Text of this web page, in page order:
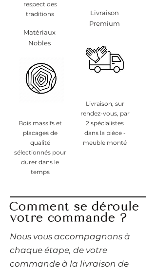
respect des
traditions
Matériaux
Nobles
Bois massifs et
placages de
qualité
sélectionnés pour
durer dans le
temps
Livraison
Premium
Livraison, sur
rendez-vous, par
2 spécialistes
dans la pièce -
meuble monté
Comment se déroule
votre commande ?
​Nous vous accompagnons à
chaque étape, de votre
commande à la livraison de